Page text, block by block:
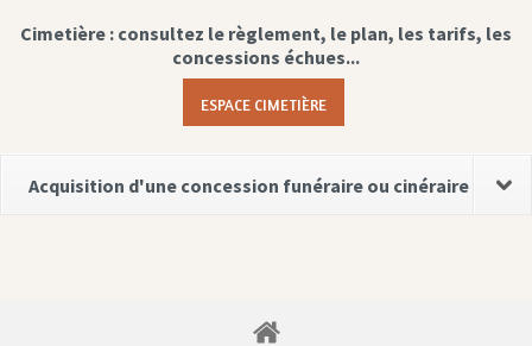
Cimetière : consultez le règlement, le plan, les tarifs, les
concessions échues...
ESPACE CIMETIÈRE
Acquisition d'une concession funéraire ou cinéraire